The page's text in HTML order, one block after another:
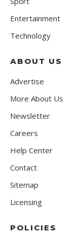
Entertainment
Technology
ABOUT US
Advertise
More About Us
Newsletter
Careers
Help Center
Contact
Sitemap
Licensing
POLICIES